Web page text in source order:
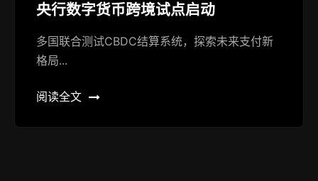
央行数字货币跨境试点启动
多国联合测试CBDC结算系统，探索未来支付新
格局...
阅读全文